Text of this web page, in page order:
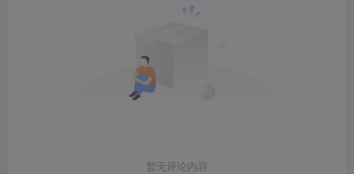
暂无评论内容